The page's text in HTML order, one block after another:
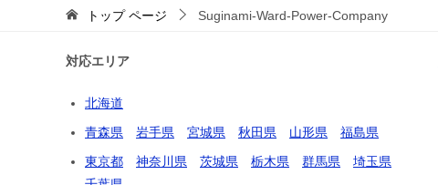
トップページ Suginami-Ward-Power-Company
対応エリア
北海道
青森県
岩手県 宮城県 秋田県 山形県
福島県
東京都
神奈川県 茨城県 栃木県 群馬県
埼玉県